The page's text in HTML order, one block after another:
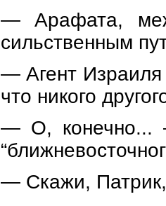
— Арафата,
сильственным
— Агент
что никого
— О, конечно...
— Скажи,